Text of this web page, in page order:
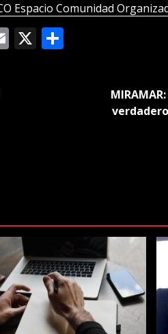
Espacio Comunidad
Email
X Compartir